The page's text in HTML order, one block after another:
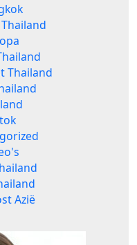
Thailand
Azië